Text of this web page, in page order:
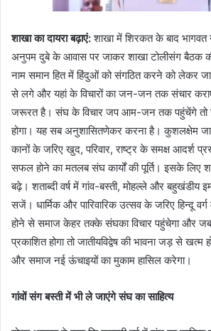
शाखा का दायरा बढ़ाएं:शाखा में शिरकत के बाद भागवत
अनुपम दुबे के आवास पर जाकर शाखा टोलीसंग बैठक
नाम समान हित में हिंदुओं को संगठित करने को लेकर
से लगे और यहां के विचारों का जन-जन तक संचार
जरूरत है। संघ के विचार जप आम-जन तक पहुंचेंगे तो
होगा। यह सब अनुशासितणेकर करना है। कुशलक्षेम
कानों के जरिए खुद, परिवार, राष्ट्र के समक्ष आदर्श
सफल होने का मतलब संघ कार्यों की पूर्ति। इसके लिए
बढ़े। शताब्दी वर्ष में गांव-बस्ती, मोहल्ले और बहुखंडीय
सजें। धार्मिक और पारिवारिक उत्सव के जरिए हिन्दू
होने से समाज केहर तक्के संघका विचार पहुंचेगा और जब
प्रकाशित होगा तो जातीयविद्वेष की भावना जड़ से खत्म
और समाज नई ऊंचाइयों का मुकाम हासिल करेगा।
गांवों संग बस्ती में भी ले जाएंगे संघ का साहित्य